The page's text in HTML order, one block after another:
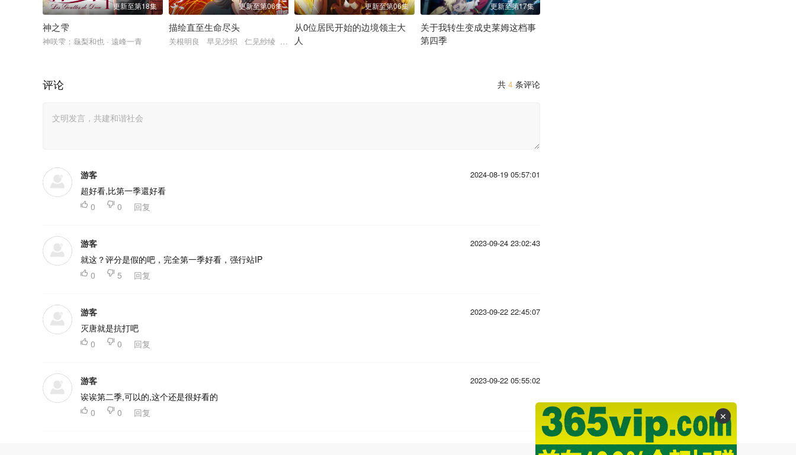
更新至第18集
神之雫
神咲雫：龜梨和也 · 遠峰一青
更新至第06集
描绘直至生命尽头
关根明良 早见沙织 仁见纱绫 藤村花音 日高范子 种崎敦美 野上尤加奈 井上喜久子
更新至第06集
从0位居民开始的边境领主大
人
更新至第17集
关于我转生变成史莱姆这档事
第四季
共 4 条评论
评论
游客 2024-08-19 05:57:01
超好看,比第一季還好看
 0  0 回复
游客 2023-09-24 23:02:43
就这？评分是假的吧，完全第一季好看，强行站IP
 0  5 回复
游客 2023-09-22 22:45:07
灭唐就是抗打吧
 0  0 回复
游客 2023-09-22 05:55:02
诶诶第二季,可以的,这个还是很好看的
 0  0 回复 ✕